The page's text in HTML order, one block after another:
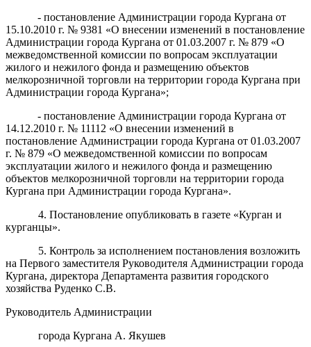
- постановление Администрации города Кургана от
15.10.2010 г. № 9381 «О внесении изменений в постановление
Администрации города Кургана от 01.03.2007 г. № 879 «О
межведомственной комиссии по вопросам эксплуатации
жилого и нежилого фонда и размещению объектов
мелкорозничной торговли на территории города Кургана при
Администрации города Кургана»;
- постановление Администрации города Кургана от
14.12.2010 г. № 11112 «О внесении изменений в
постановление Администрации города Кургана от 01.03.2007
г. № 879 «О межведомственной комиссии по вопросам
эксплуатации жилого и нежилого фонда и размещению
объектов мелкорозничной торговли на территории города
Кургана при Администрации города Кургана».
4. Постановление опубликовать в газете «Курган и
курганцы».
5. Контроль за исполнением постановления возложить
на Первого заместителя Руководителя Администрации города
Кургана, директора Департамента развития городского
хозяйства Руденко С.В.
Руководитель Администрации
города Кургана А. Якушев